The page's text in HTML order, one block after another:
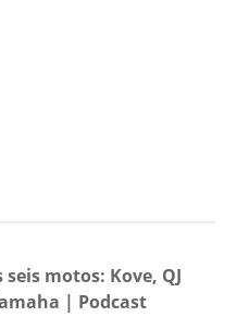
motos: Kove, QJ
| Podcast